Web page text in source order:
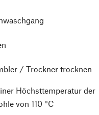
/ Trockner trocknen
Höchsttemperatur der
von 110 °C